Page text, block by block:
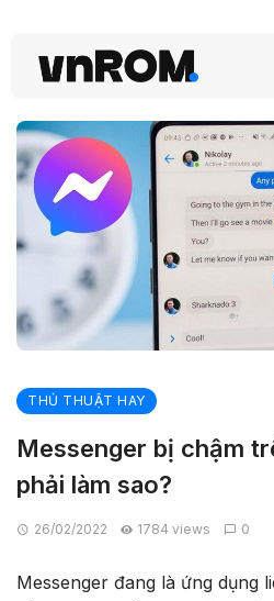
THỦ THUẬT HAY
Messenger bị chậm
phải làm sao?
26/02/2022 1784 views 0
Messenger đang là ứng dụng